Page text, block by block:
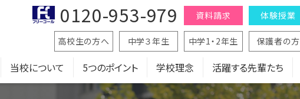
当校について 5つのポイント 学校理念 活躍する先輩たち
資料請求 体験授業
高校生の方へ 中学３年生 中学1・2年生 保護者の方
0120-953-979